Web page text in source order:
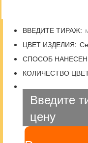
ВВЕДИТЕ ТИРАЖ:
ЦВЕТ ИЗДЕЛИЯ:
СПОСОБ
КОЛИЧЕСТВО
Введите
цену